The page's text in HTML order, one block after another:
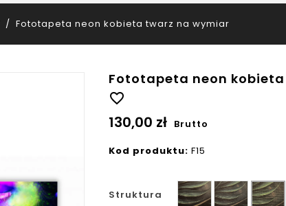
Fototapeta neon kobieta twarz na wymiar
Fototapeta neon
favorite_border
130,00 zł Brutto
Kod produktu: F15
Struktura
Gładka Ziarno Płótno